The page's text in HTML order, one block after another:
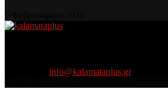
info@kalamataplus.gr